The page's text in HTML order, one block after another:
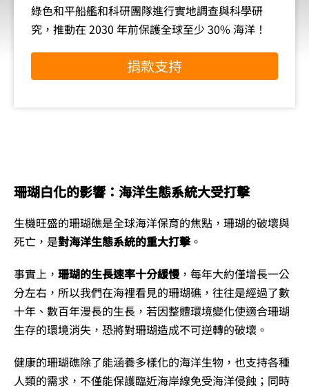
綠色和平船艦和科研團隊進行實地調查與科學研
究，推動在 2030 年前保護全球至少 30% 海洋！
捐款支持
珊瑚白化的影響：海洋生態系統大受打擊
生機旺盛的珊瑚礁是全球海洋保育的焦點，珊瑚的破壞與
死亡，是對海洋生態系統的重大打擊。
事實上， 珊瑚的生長速率十分緩慢，每年大約僅增長一公
分左右，所以我們在海裡看見的珊瑚礁，往往是經過了數
十年、數百年漫長的生長，若因整體環境變化使適合珊瑚
生存的環境消失，恐將對珊瑚造成不可逆轉的破壞。
健康的珊瑚礁除了能涵養多樣化的海洋生物，也支持各種
人類的需求，不僅能保護臨近海岸線免受海洋侵蝕；同時